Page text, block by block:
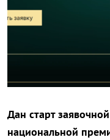
Дан старт
национальной